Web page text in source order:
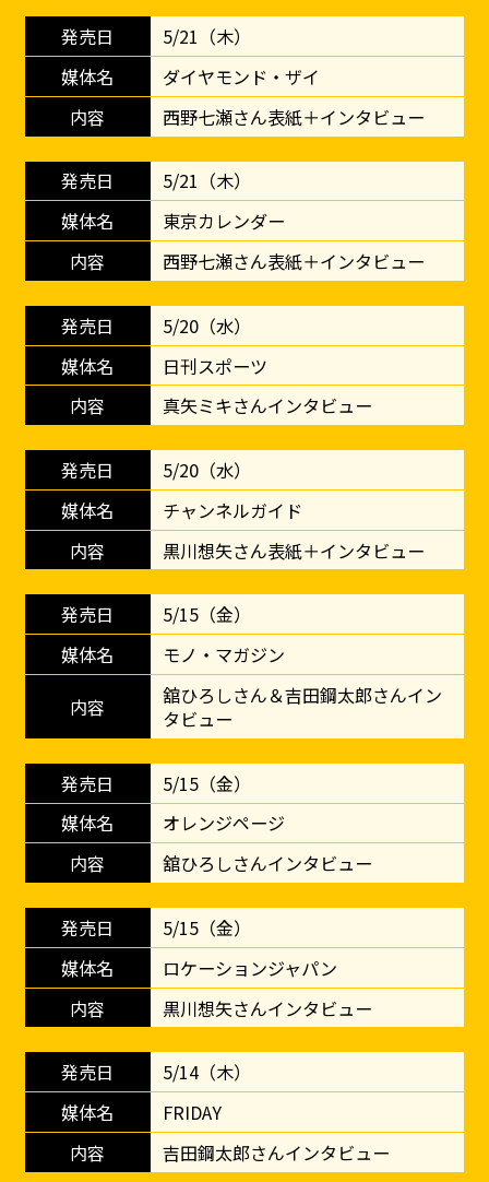
5/21（木）
ダイヤモンド・ザイ
西野七瀬さん表紙＋インタビュー
5/21（木）
東京カレンダー
西野七瀬さん表紙＋インタビュー
5/20（水）
日刊スポーツ
真矢ミキさんインタビュー
5/20（水）
チャンネルガイド
黒川想矢さん表紙＋インタビュー
5/15（金）
モノ・マガジン
舘ひろしさん＆吉田鋼太郎さんイン
タビュー
5/15（金）
オレンジページ
舘ひろしさんインタビュー
5/15（金）
ロケーションジャパン
黒川想矢さんインタビュー
5/14（木）
FRIDAY
吉田鋼太郎さんインタビュー